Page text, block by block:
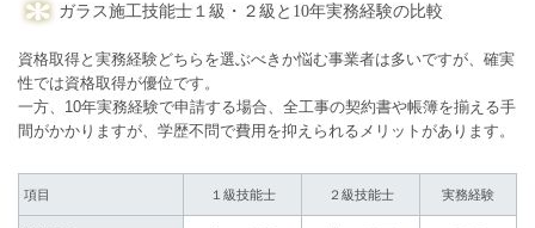
ガラス施工技能士１級・２級と10年実務経験の比較
資格取得と実務経験どちらを選ぶべきか悩む事業者は多いですが、確実
性では資格取得が優位です。
一方、10年実務経験で申請する場合、全工事の契約書や帳簿を揃える手
間がかかりますが、学歴不問で費用を抑えられるメリットがあります。
項目 １級技能士 ２級技能士 実務経験